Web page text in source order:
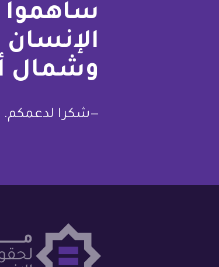
ساهموا
وشمال
—شكرا لدعمكم.